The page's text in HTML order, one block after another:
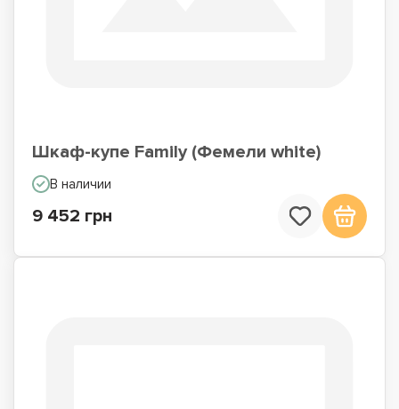
Шкаф-купе Family (Фемели white)
В наличии
9 452 грн